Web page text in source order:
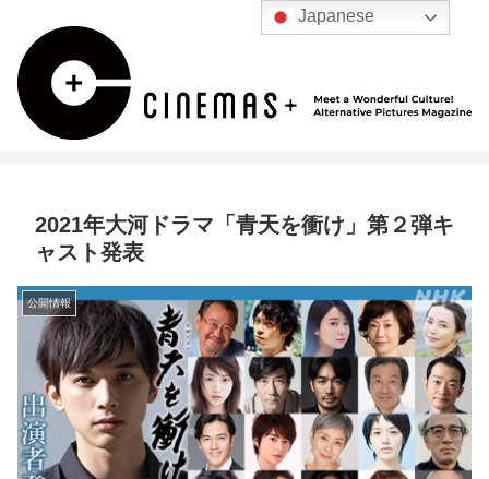
2021年大河ドラマ「青天を衝け」第２弾キ
ャスト発表
公開情報
Japanese